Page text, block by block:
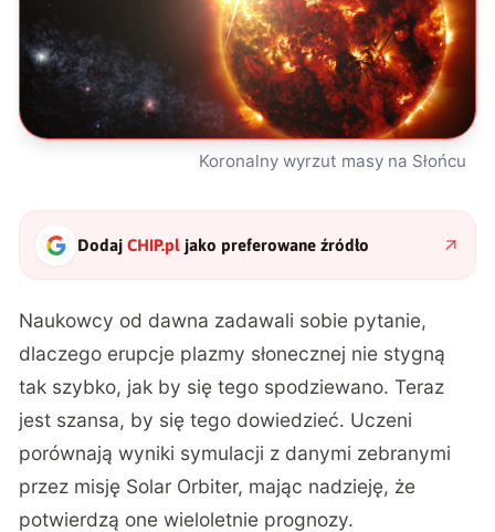
Koronalny wyrzut masy na Słońcu
DodajCHIP.pl jako preferowane źródło
Naukowcy od dawna zadawali sobie pytanie,
dlaczego erupcje plazmy słonecznej nie stygną
tak szybko, jak by się tego spodziewano. Teraz
jest szansa, by się tego dowiedzieć. Uczeni
porównają wyniki symulacji z danymi zebranymi
przez misję Solar Orbiter, mając nadzieję, że
potwierdzą one wieloletnie prognozy.